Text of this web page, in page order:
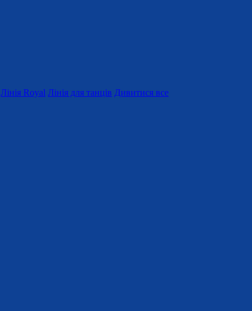
Лінія Royal Лінія для танців Дивитися все